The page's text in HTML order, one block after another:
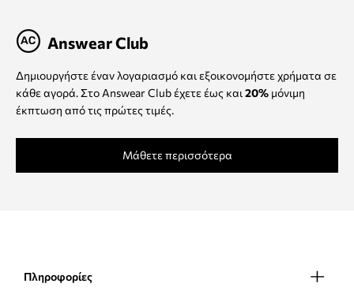
Answear Club
Δημιουργήστε έναν λογαριασμό και εξοικονομήστε χρήματα σε
κάθε αγορά. Στο Answear Club έχετε έως και 20% μόνιμη
έκπτωση από τις πρώτες τιμές.
Μάθετε περισσότερα
Πληροφορίες